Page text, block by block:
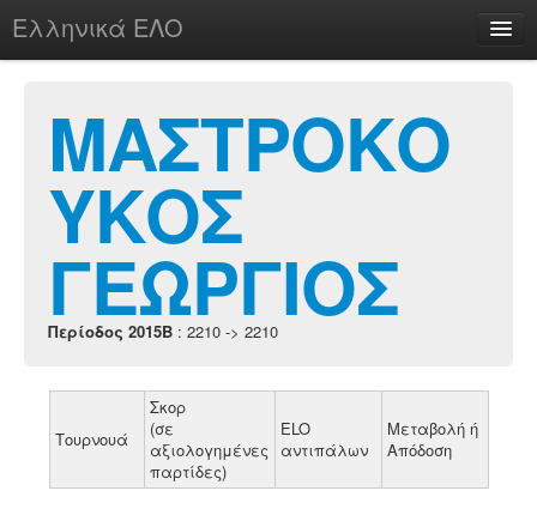
Ελληνικά ΕΛΟ
chesstu.be @ discord
ΜΑΣΤΡΟΚΟ
ΥΚΟΣ
ΓΕΩΡΓΙΟΣ
Περίοδος 2015B : 2210 -> 2210
Τουρνουά
Σκορ
(σε
αξιολογημένες
παρτίδες)
ELO
αντιπάλων
Μεταβολή ή
Απόδοση